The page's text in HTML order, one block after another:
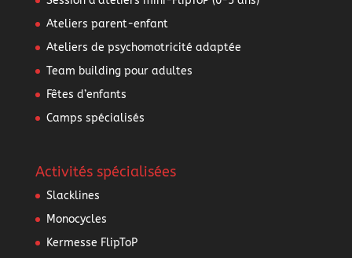
Ateliers parent-enfant
Ateliers de psychomotricité adaptée
Team building pour adultes
Fêtes d’enfants
Camps spécialisés
Activités spécialisées
Slacklines
Monocycles
Kermesse FlipToP